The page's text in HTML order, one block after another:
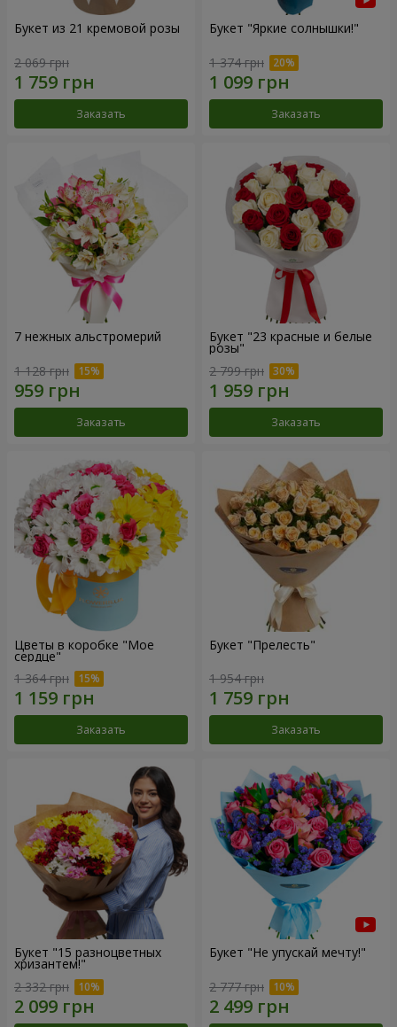
Букет из 21 кремовой розы
2 069 грн
Заказать
Букет "Яркие солнышки!"
1 374 грн
Заказать
7 нежных альстромерий
1 128 грн
Заказать
Букет "23 красные и белые
розы"
2 799 грн
Заказать
Цветы в коробке "Мое
сердце"
1 364 грн
Заказать
Букет "Прелесть"
1 954 грн
Заказать
Букет "15 разноцветных
хризантем!"
2 332 грн
Букет "Не упускай мечту!"
2 777 грн